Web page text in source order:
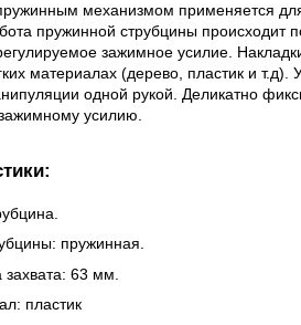
механизмом применяется
пружинной струбцины происходит
зажимное усилие.
материалах (дерево, пластик и т.д).
одной рукой. Деликатно
усилию.
пружинная.
63 мм.
пластик